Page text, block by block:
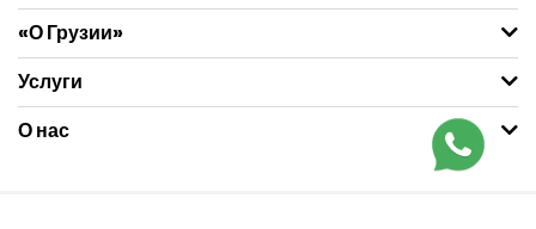
«О Грузии»
Услуги
О нас